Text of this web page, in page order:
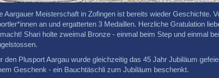
Aargauer Meisterschaft in Zofingen ist bereits wieder Geschichte.
an und ergatterten 3 Medaillen. Herzliche Gratulation
Shari holte zweimal Bronze - einmal beim Step und einmal
den Plusport Aargau wurde gleichzeitig das 45 Jahr Jubiläum
Geschenk - ein Bauchtäschli zum Jubiläum beschenkt.